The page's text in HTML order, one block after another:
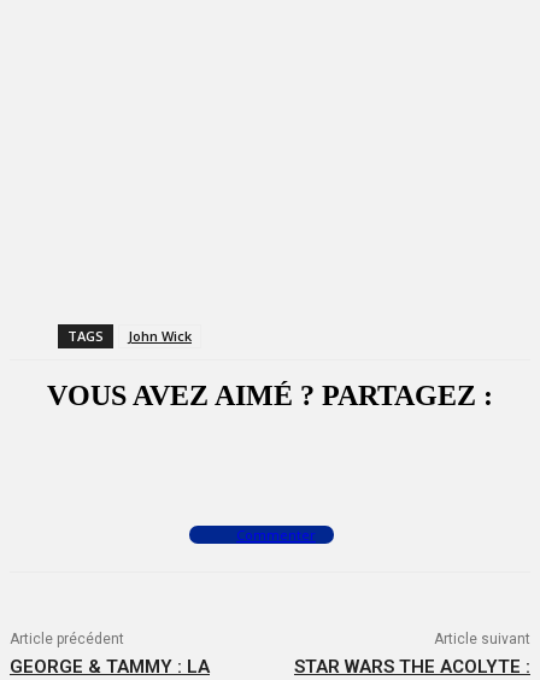
TAGS John Wick
VOUS AVEZ AIMÉ ? PARTAGEZ :
Commenter
Article précédent
GEORGE & TAMMY : LA
Article suivant
STAR WARS THE ACOLYTE :